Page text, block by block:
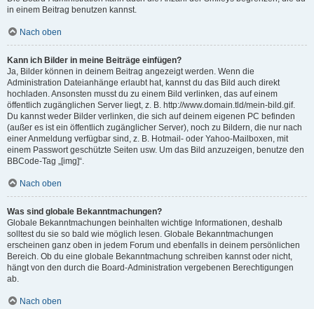
in einem Beitrag benutzen kannst.
Nach oben
Kann ich Bilder in meine Beiträge einfügen?
Ja, Bilder können in deinem Beitrag angezeigt werden. Wenn die
Administration Dateianhänge erlaubt hat, kannst du das Bild auch direkt
hochladen. Ansonsten musst du zu einem Bild verlinken, das auf einem
öffentlich zugänglichen Server liegt, z. B. http://www.domain.tld/mein-bild.gif.
Du kannst weder Bilder verlinken, die sich auf deinem eigenen PC befinden
(außer es ist ein öffentlich zugänglicher Server), noch zu Bildern, die nur nach
einer Anmeldung verfügbar sind, z. B. Hotmail- oder Yahoo-Mailboxen, mit
einem Passwort geschützte Seiten usw. Um das Bild anzuzeigen, benutze den
BBCode-Tag „[img]“.
Nach oben
Was sind globale Bekanntmachungen?
Globale Bekanntmachungen beinhalten wichtige Informationen, deshalb
solltest du sie so bald wie möglich lesen. Globale Bekanntmachungen
erscheinen ganz oben in jedem Forum und ebenfalls in deinem persönlichen
Bereich. Ob du eine globale Bekanntmachung schreiben kannst oder nicht,
hängt von den durch die Board-Administration vergebenen Berechtigungen
ab.
Nach oben